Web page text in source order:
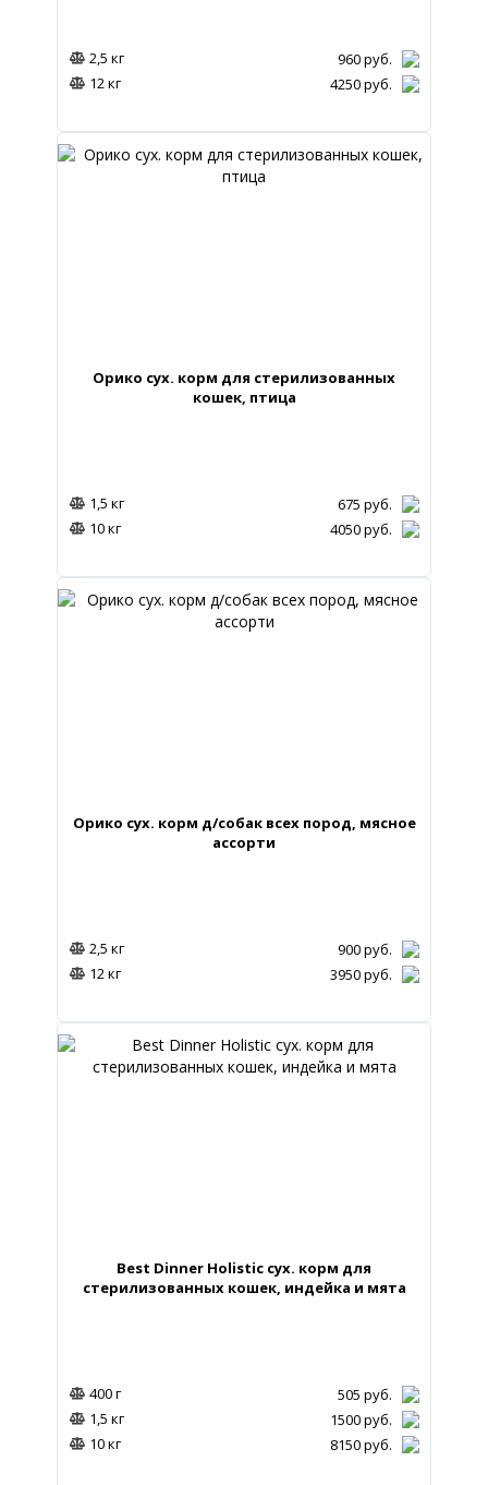
2,5 кг 960руб.
12 кг
4250руб.
Орико сух. корм для стерилизованных
кошек, птица
1,5 кг 675 руб.
10 кг
4050руб.
Орико сух. корм д/собак всех пород, мясное
ассорти
2,5 кг 900руб.
12 кг
3950руб.
Best Dinner Holistic сух. корм для
стерилизованных кошек, индейка и мята
400 г 505 руб.
1,5 кг
1500руб.
10 кг
8150руб.